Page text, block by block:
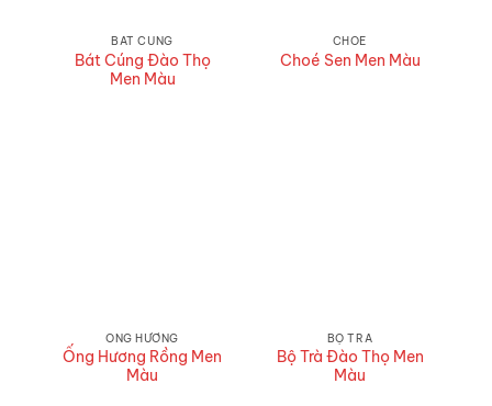
BÁT CÚNG
Bát Cúng Đào Thọ
Men Màu
CHOÉ
Choé Sen Men Màu
ỐNG HƯƠNG
Ống Hương Rồng Men
Màu
BỘ TRÀ
Bộ Trà Đào Thọ Men
Màu